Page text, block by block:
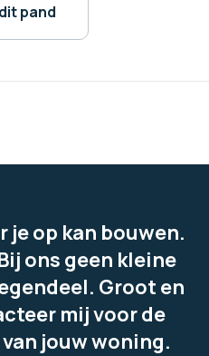
pand
je op kan bouwen.
ons geen kleine
Groot en
mij voor de
jouw woning.